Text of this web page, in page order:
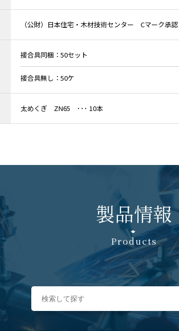
（公財）日本住宅・木材技術センター Cマーク承認
接合具同梱：50セット
接合具無し：50ケ
太めくぎ ZN65 ･･･ 10本
製品情報
Products